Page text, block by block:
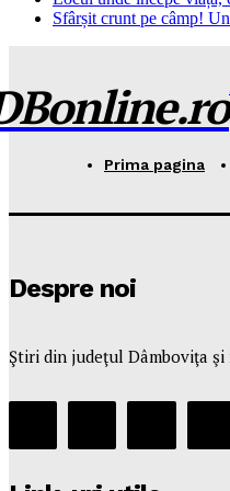
Sfârșit crunt pe câmp!
Prima pagina
Despre noi
Ştiri din judeţul Dâmboviţa şi